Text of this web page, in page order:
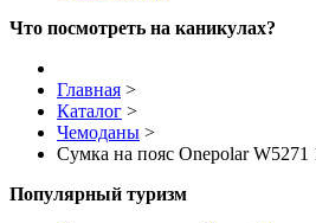
Что посмотреть на каникулах?
Главная >
Каталог >
Чемоданы >
Сумка на пояс Onepolar W5271
Популярный туризм